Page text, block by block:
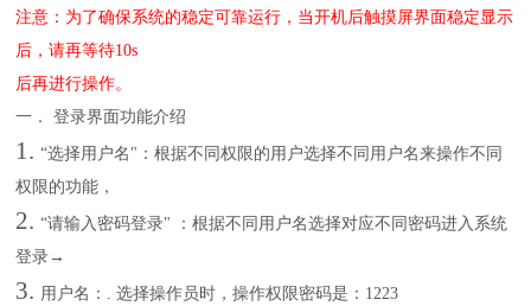
注意：为了确保系统的稳定可靠运行，当开机后触摸屏界面稳定显示
后，请再等待10s
后再进行操作。
一．登录界面功能介绍
1.“选择用户名"：根据不同权限的用户选择不同用户名来操作不同
权限的功能，
2.“请输入密码登录" ：根据不同用户名选择对应不同密码进入系统
登录→
3. 用户名：. 选择操作员时，操作权限密码是：1223